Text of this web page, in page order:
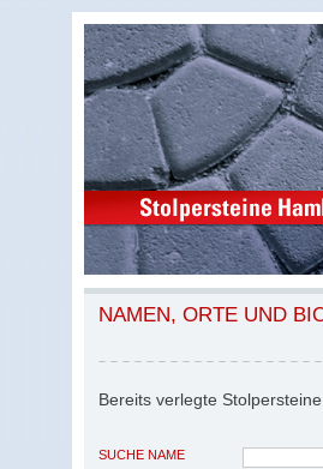
NAMEN, ORTE UND
Bereits verlegte Stolpersteine
SUCHE NAME